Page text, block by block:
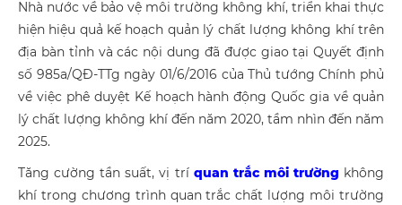
Nhà nước về bảo vệ môi trường không khí, triển khai thực
hiện hiệu quả kế hoạch quản lý chất lượng không khí trên
địa bàn tỉnh và các nội dung đã được giao tại Quyết định
số 985a/QĐ-TTg ngày 01/6/2016 của Thủ tướng Chính phủ
về việc phê duyệt Kế hoạch hành động Quốc gia về quản
lý chất lượng không khí đến năm 2020, tầm nhìn đến năm
2025.
Tăng cường tần suất, vị trí quan trắc môi trường không
khí trong chương trình quan trắc chất lượng môi trường